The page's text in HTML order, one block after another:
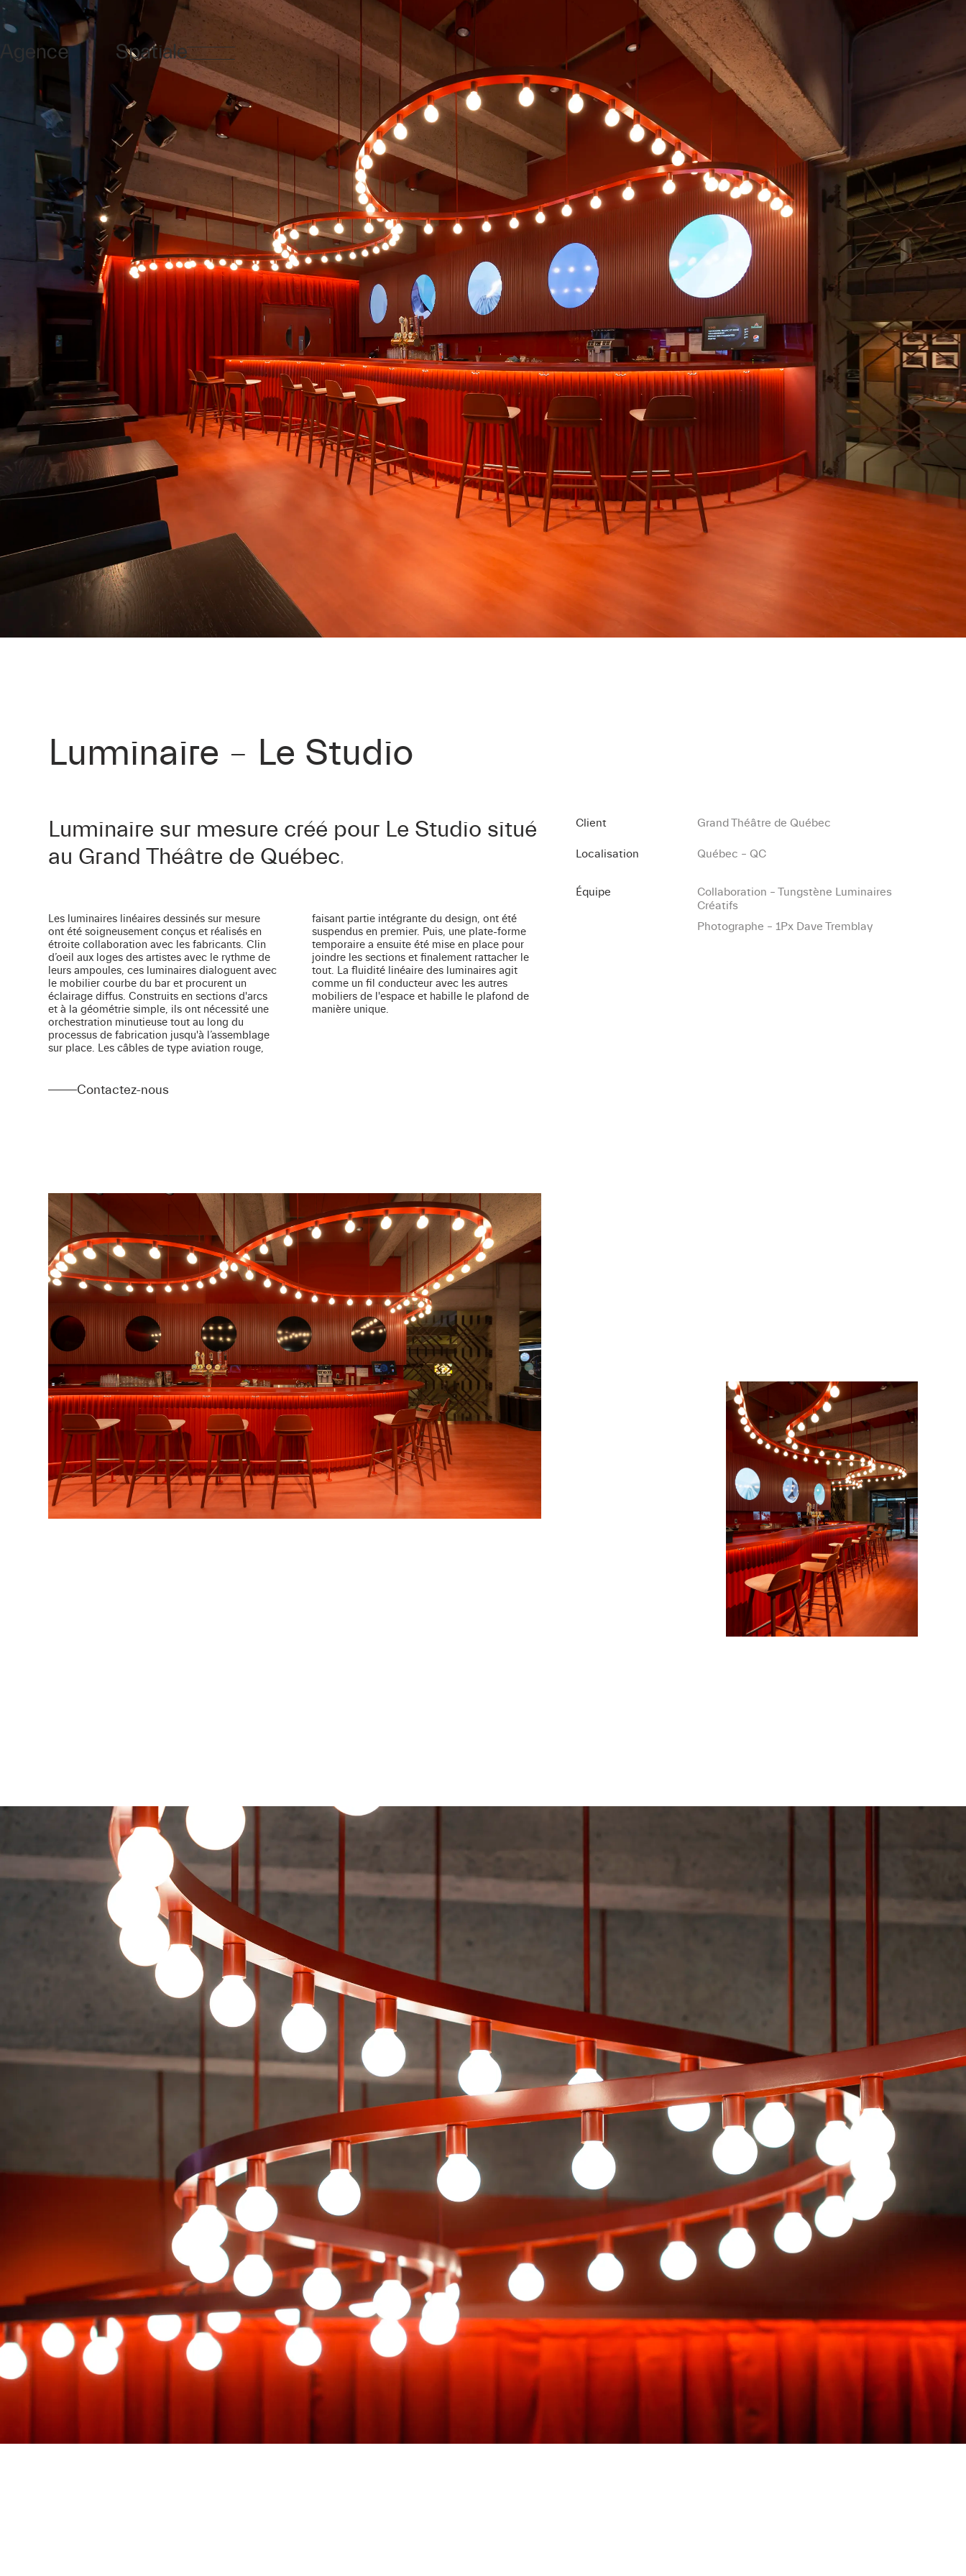
Luminaire – Le Studio
Client Grand Théâtre de Québec
Localisation Québec – QC
Équipe
Collaboration – Tungstène Luminaires
Créatifs
Photographe – 1Px Dave Tremblay
Luminaire sur mesure créé pour Le Studio situé
au Grand Théâtre de Québec.
Les luminaires linéaires dessinés sur mesure
ont été soigneusement conçus et réalisés en
étroite collaboration avec les fabricants. Clin
d’oeil aux loges des artistes avec le rythme de
leurs ampoules, ces luminaires dialoguent avec
le mobilier courbe du bar et procurent un
éclairage diffus. Construits en sections d'arcs
et à la géométrie simple, ils ont nécessité une
orchestration minutieuse tout au long du
processus de fabrication jusqu'à l’assemblage
sur place. Les câbles de type aviation rouge,
faisant partie intégrante du design, ont été
suspendus en premier. Puis, une plate-forme
temporaire a ensuite été mise en place pour
joindre les sections et finalement rattacher le
tout. La fluidité linéaire des luminaires agit
comme un fil conducteur avec les autres
mobiliers de l'espace et habille le plafond de
manière unique.
Contactez-nous